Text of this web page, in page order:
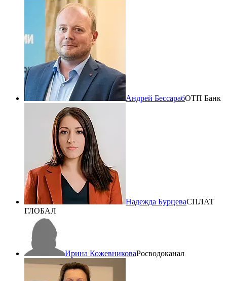
Андрей БессарабОТП Банк
Надежда БурцеваСПЛАТ
ГЛОБАЛ
Ирина КожевниковаРосводоканал